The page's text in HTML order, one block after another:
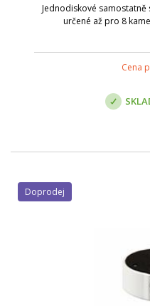
Jednodiskové samostatně
určené až pro 8
Cena
Doprodej